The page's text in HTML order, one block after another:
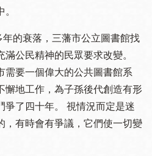
的衰落，三藩市公立圖書館找
公民精神的民眾要求改變。
需要一個偉大的公共圖書館系
懈地工作，為子孫後代創造有形
爭了四十年。 視情況而定是迷
，有時會有爭議，它們使一切變